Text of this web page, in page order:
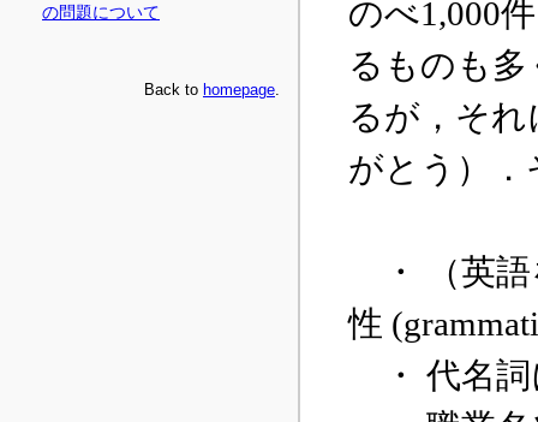
の問題について
Back to homepage